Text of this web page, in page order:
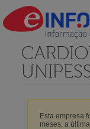
Esta empresa
meses, a